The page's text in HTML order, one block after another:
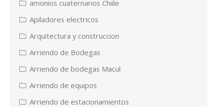
amonios cuaternarios Chiile
Apiladores electricos
Arquitectura y construccion
Arriendo de Bodegas
Arriendo de bodegas Macul
Arriendo de equipos
Arriendo de estacionamientos